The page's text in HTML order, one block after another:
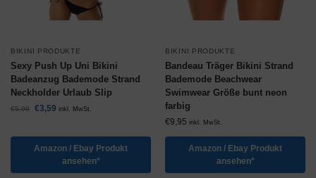
BIKINI PRODUKTE
Sexy Push Up Uni Bikini
Badeanzug Bademode Strand
Neckholder Urlaub Slip
€5,99 €3,59 inkl. MwSt.
Amazon / Ebay Produkt
ansehen*
BIKINI PRODUKTE
Bandeau Träger Bikini Strand
Bademode Beachwear
Swimwear Größe bunt neon
farbig
€9,95 inkl. MwSt.
Amazon / Ebay Produkt
ansehen*